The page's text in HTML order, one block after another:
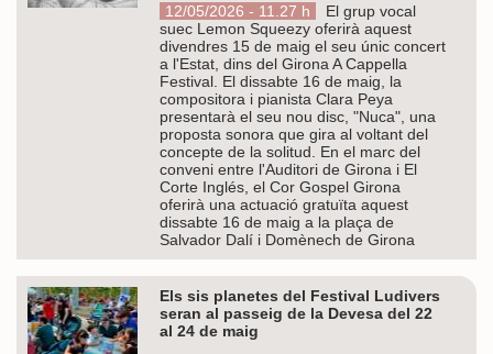
12/05/2026 - 11.27 h
El grup vocal
suec Lemon Squeezy oferirà aquest
divendres 15 de maig el seu únic concert
a l'Estat, dins del Girona A Cappella
Festival. El dissabte 16 de maig, la
compositora i pianista Clara Peya
presentarà el seu nou disc, "Nuca", una
proposta sonora que gira al voltant del
concepte de la solitud. En el marc del
conveni entre l'Auditori de Girona i El
Corte Inglés, el Cor Gospel Girona
oferirà una actuació gratuïta aquest
dissabte 16 de maig a la plaça de
Salvador Dalí i Domènech de Girona
Els sis planetes del Festival Ludivers
seran al passeig de la Devesa del 22
al 24 de maig